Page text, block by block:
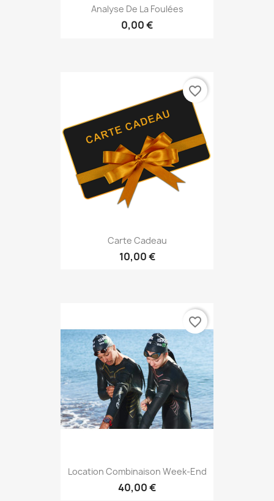
Analyse De La Foulées
0,00 €
Carte Cadeau
10,00 €
favorite_border
Location Combinaison Week-End
40,00 €
favorite_border